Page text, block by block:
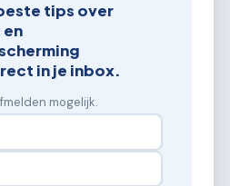
tips over
in je inbox.
mogelijk.